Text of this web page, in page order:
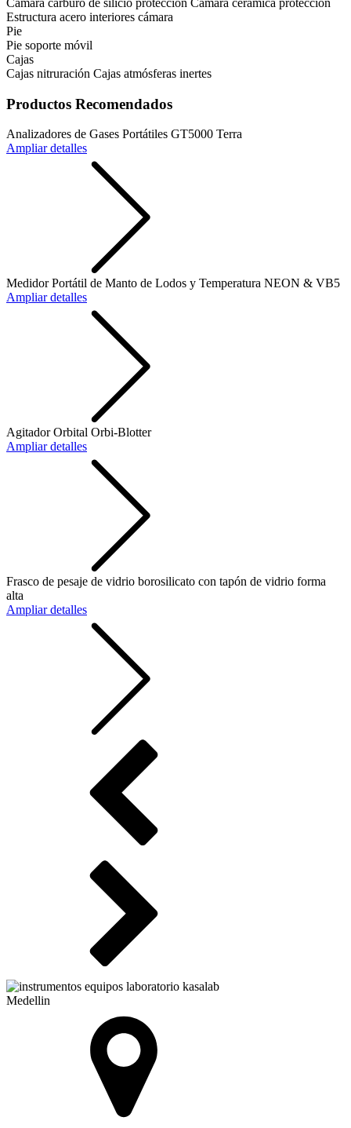
Cámara carburo de silicio protección Cámara cerámica protección
Estructura acero interiores cámara
Pie
Pie soporte móvil
Cajas
Cajas nitruración Cajas atmósferas inertes
Productos Recomendados
Analizadores de Gases Portátiles GT5000 Terra
Ampliar detalles
Medidor Portátil de Manto de Lodos y Temperatura NEON & VB5
Ampliar detalles
Agitador Orbital Orbi-Blotter
Ampliar detalles
Frasco de pesaje de vidrio borosilicato con tapón de vidrio forma
alta
Ampliar detalles
Medellin